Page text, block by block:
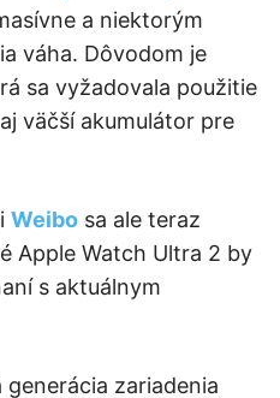
a niektorým
váha. Dôvodom je
sa vyžadovala použitie
väčší akumulátor pre
Weibo sa ale teraz
Apple Watch Ultra 2 by
s aktuálnym
zariadenia